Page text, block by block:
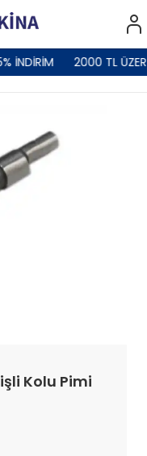
İNDİRİM 2000 TL
Kolu Pimi